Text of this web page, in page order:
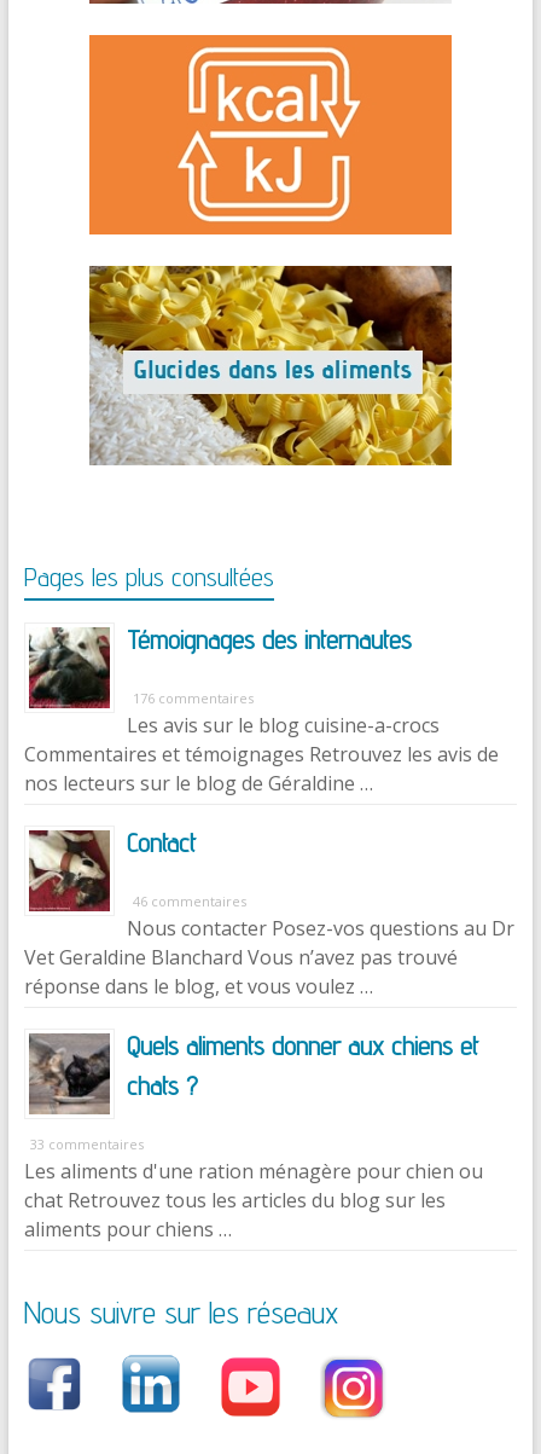
Pages les plus consultées
Témoignages des internautes
176 commentaires
Les avis sur le blog cuisine-a-crocs
Commentaires et témoignages Retrouvez les avis de
nos lecteurs sur le blog de Géraldine …
Contact
46 commentaires
Nous contacter Posez-vos questions au Dr
Vet Geraldine Blanchard Vous n’avez pas trouvé
réponse dans le blog, et vous voulez …
Quels aliments donner aux chiens et
chats ?
33 commentaires
Les aliments d'une ration ménagère pour chien ou
chat Retrouvez tous les articles du blog sur les
aliments pour chiens …
Nous suivre sur les réseaux